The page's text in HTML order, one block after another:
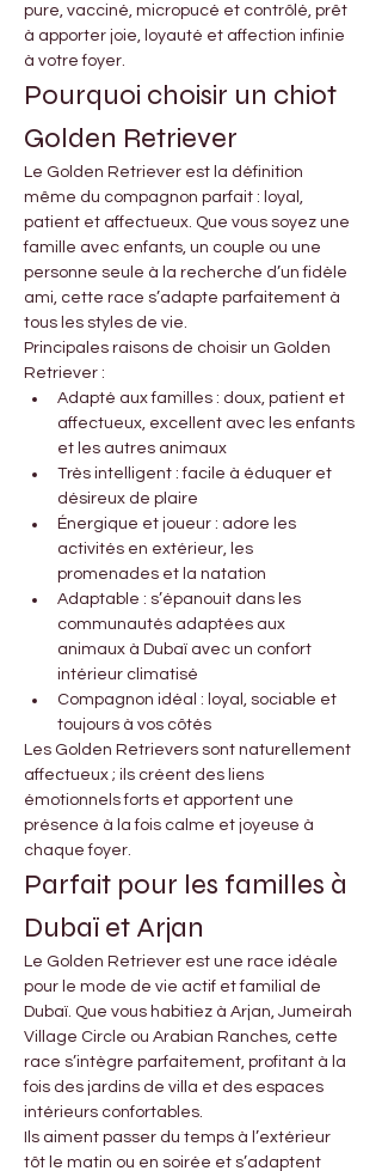
pure, vacciné, micropucé et contrôlé, prêt
à apporter joie, loyauté et affection infinie
à votre foyer.
Pourquoi choisir un chiot
Golden Retriever
Le Golden Retriever est la définition
même du compagnon parfait : loyal,
patient et affectueux. Que vous soyez une
famille avec enfants, un couple ou une
personne seule à la recherche d’un fidèle
ami, cette race s’adapte parfaitement à
tous les styles de vie.
Principales raisons de choisir un Golden
Retriever :
Adapté aux familles : doux, patient et
affectueux, excellent avec les enfants
et les autres animaux
Très intelligent : facile à éduquer et
désireux de plaire
Énergique et joueur : adore les
activités en extérieur, les
promenades et la natation
Adaptable : s’épanouit dans les
communautés adaptées aux
animaux à Dubaï avec un confort
intérieur climatisé
Compagnon idéal : loyal, sociable et
toujours à vos côtés
Les Golden Retrievers sont naturellement
affectueux ; ils créent des liens
émotionnels forts et apportent une
présence à la fois calme et joyeuse à
chaque foyer.
Parfait pour les familles à
Dubaï et Arjan
Le Golden Retriever est une race idéale
pour le mode de vie actif et familial de
Dubaï. Que vous habitiez à Arjan, Jumeirah
Village Circle ou Arabian Ranches, cette
race s’intègre parfaitement, profitant à la
fois des jardins de villa et des espaces
intérieurs confortables.
Ils aiment passer du temps à l’extérieur
tôt le matin ou en soirée et s’adaptent